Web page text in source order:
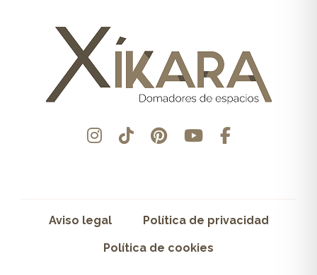
Aviso legal Política de privacidad
Política de cookies